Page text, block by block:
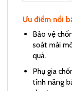
Ưu điểm nổi
Bảo vệ
soát mài
quả.
Phụ gia
tính năng